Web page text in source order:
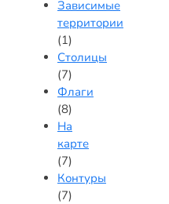
Зависимые
территории
(1)
Столицы
(7)
Флаги
(8)
На
карте
(7)
Контуры
(7)